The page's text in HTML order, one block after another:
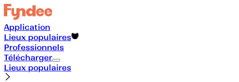
Application
Lieux populaires
Professionnels
Télécharger
Lieux populaires